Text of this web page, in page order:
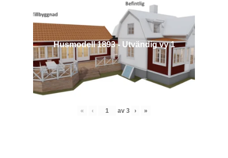
Husmodell 1893 - Utvändig vy 1
« ‹ av 3 › »